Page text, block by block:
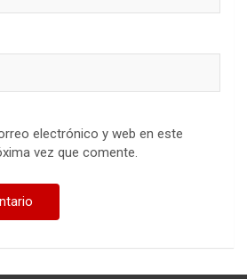
electrónico y web en este
vez que comente.